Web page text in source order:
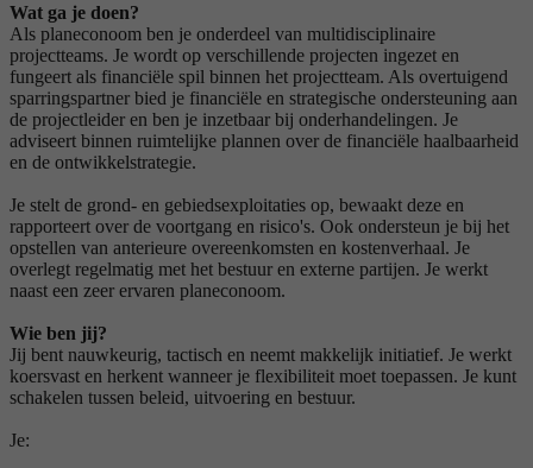
Wat ga je doen?
Als planeconoom ben je onderdeel van multidisciplinaire
projectteams. Je wordt op verschillende projecten ingezet en
fungeert als financiële spil binnen het projectteam. Als overtuigend
sparringspartner bied je financiële en strategische ondersteuning aan
de projectleider en ben je inzetbaar bij onderhandelingen. Je
adviseert binnen ruimtelijke plannen over de financiële haalbaarheid
en de ontwikkelstrategie.
Je stelt de grond- en gebiedsexploitaties op, bewaakt deze en
rapporteert over de voortgang en risico's. Ook ondersteun je bij het
opstellen van anterieure overeenkomsten en kostenverhaal. Je
overlegt regelmatig met het bestuur en externe partijen. Je werkt
naast een zeer ervaren planeconoom.
Wie ben jij?
Jij bent nauwkeurig, tactisch en neemt makkelijk initiatief. Je werkt
koersvast en herkent wanneer je flexibiliteit moet toepassen. Je kunt
schakelen tussen beleid, uitvoering en bestuur.
Je: